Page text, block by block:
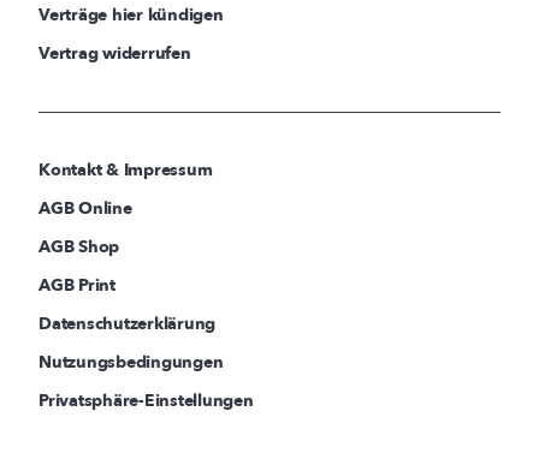
Verträge hier kündigen
Vertrag widerrufen
Kontakt & Impressum
AGB Online
AGB Shop
AGB Print
Datenschutzerklärung
Nutzungsbedingungen
Privatsphäre-Einstellungen